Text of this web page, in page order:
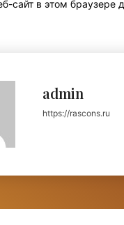
сайт в этом
admin
https://rascons.ru